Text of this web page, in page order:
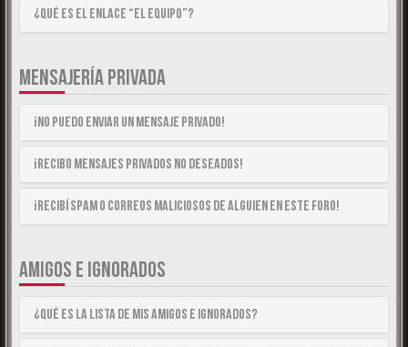
¿Qué es el enlace “El equipo”?
MENSAJERÍA PRIVADA
¡No puedo enviar un mensaje privado!
¡Recibo mensajes privados no deseados!
¡Recibí spam o correos maliciosos de alguien en este foro!
AMIGOS E IGNORADOS
¿Qué es la lista de Mis Amigos e Ignorados?